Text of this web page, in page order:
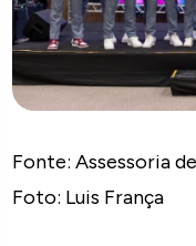
Fonte: Assessoria
Foto: Luis França